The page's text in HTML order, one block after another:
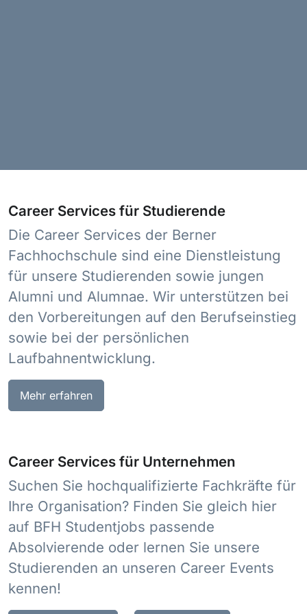
Career Services für Studierende
Die Career Services der Berner
Fachhochschule sind eine Dienstleistung
für unsere Studierenden sowie jungen
Alumni und Alumnae. Wir unterstützen bei
den Vorbereitungen auf den Berufseinstieg
sowie bei der persönlichen
Laufbahnentwicklung.
Mehr erfahren
Career Services für Unternehmen
Suchen Sie hochqualifizierte Fachkräfte für
Ihre Organisation? Finden Sie gleich hier
auf BFH Studentjobs passende
Absolvierende oder lernen Sie unsere
Studierenden an unseren Career Events
kennen!